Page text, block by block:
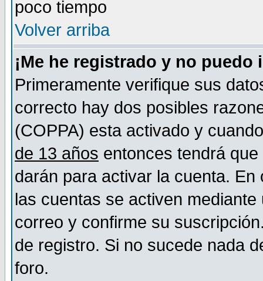
poco tiempo
Volver arriba
¡Me he registrado y no puedo
Primeramente verifique sus
correcto hay dos posibles
(COPPA) esta activado y
de 13 años entonces tendrá
darán para activar la cuenta.
las cuentas se activen
correo y confirme su
de registro. Si no sucede nada
foro.